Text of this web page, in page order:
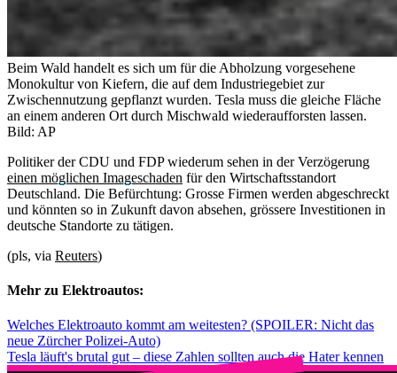
Beim Wald handelt es sich um für die Abholzung vorgesehene
Monokultur von Kiefern, die auf dem Industriegebiet zur
Zwischennutzung gepflanzt wurden. Tesla muss die gleiche Fläche
an einem anderen Ort durch Mischwald wiederaufforsten lassen.
Bild: AP
Politiker der CDU und FDP wiederum sehen in der Verzögerung
einen möglichen Imageschaden für den Wirtschaftsstandort
Deutschland. Die Befürchtung: Grosse Firmen werden abgeschreckt
und könnten so in Zukunft davon absehen, grössere Investitionen in
deutsche Standorte zu tätigen.
(pls, via Reuters)
Mehr zu Elektroautos:
Welches Elektroauto kommt am weitesten? (SPOILER: Nicht das
neue Zürcher Polizei-Auto)
Tesla läuft's brutal gut – diese Zahlen sollten auch die Hater kennen